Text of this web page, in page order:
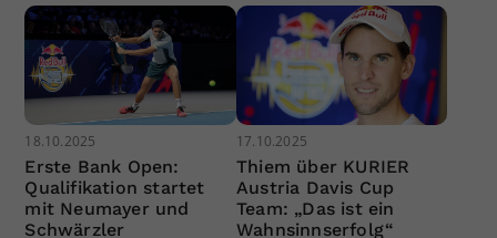
18.10.2025
Erste Bank Open:
Qualifikation startet
mit Neumayer und
Schwärzler
17.10.2025
Thiem über KURIER
Austria Davis Cup
Team: „Das ist ein
Wahnsinnserfolg“